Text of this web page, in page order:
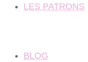
LES PATRONS
BLOG